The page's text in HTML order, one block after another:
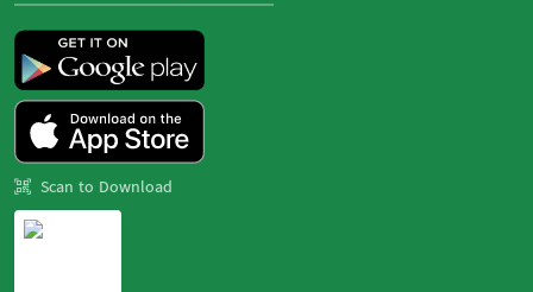
Scan to Download